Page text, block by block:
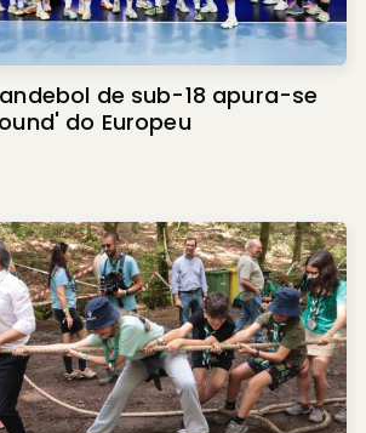
de sub-18 apura-se
do Europeu